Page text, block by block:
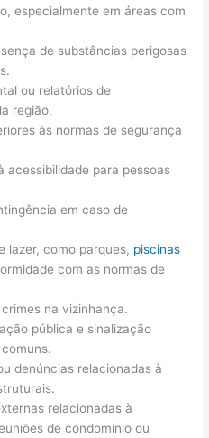
especialmente em áreas com
de substâncias perigosas
ou relatórios de
região.
às normas de segurança
acessibilidade para pessoas
em caso de
lazer, como parques, piscinas
com as normas de
na vizinhança.
pública e sinalização
denúncias relacionadas à
relacionadas à
de condomínio ou